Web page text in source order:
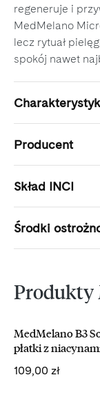
regeneruje i
MedMelano
lecz rytuał
spokój nawet
Producent
Skład INCI
Środki
Produkty
MedMelano B3
płatki z
Cena regularna:
109,00 zł